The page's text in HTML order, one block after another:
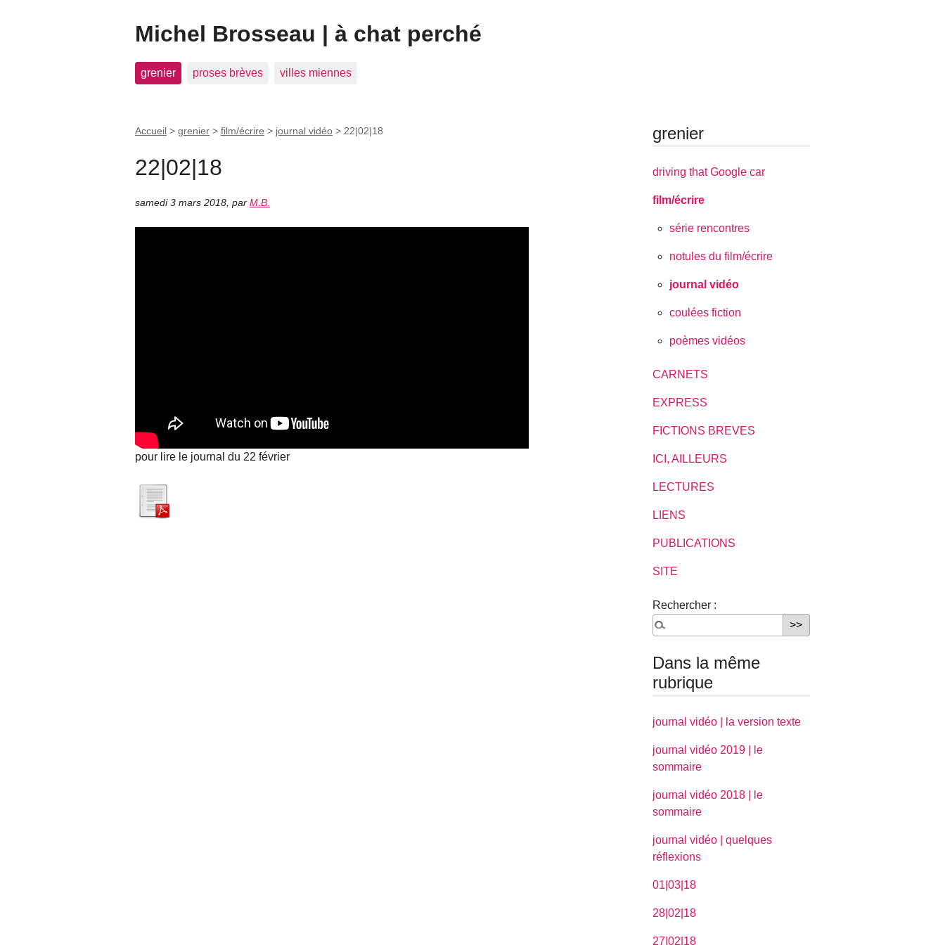
Michel Brosseau | à chat perché
grenier proses brèves villes miennes
Accueil > grenier > film/écrire > journal vidéo > 22|02|18
22|02|18
samedi 3 mars 2018 par M.B.
pour lire le journal du 22 février
grenier
driving that Google car
film/écrire
série rencontres
notules du film/écrire
journal vidéo
coulées fiction
poèmes vidéos
CARNETS
EXPRESS
FICTIONS BREVES
ICI, AILLEURS
LECTURES
LIENS
PUBLICATIONS
SITE
Rechercher :
Dans la même
rubrique
journal vidéo | la version texte
journal vidéo 2019 | le
sommaire
journal vidéo 2018 | le
sommaire
journal vidéo | quelques
réflexions
01|03|18
28|02|18
27|02|18